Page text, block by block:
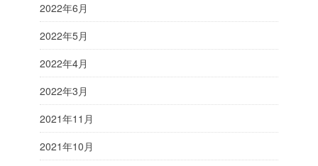
2022年6月
2022年5月
2022年4月
2022年3月
2021年11月
2021年10月